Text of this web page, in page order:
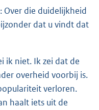
Over die duidelijkheid
dat u vindt dat
ik niet. Ik zei dat de
overheid voorbij is.
verloren.
haalt iets uit de